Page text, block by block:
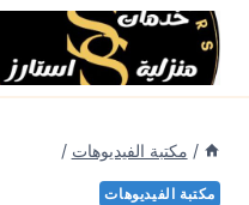
التجاوز
المحتوى
/ مكتبة الفيديوهات /
مكتبة الفيديوهات